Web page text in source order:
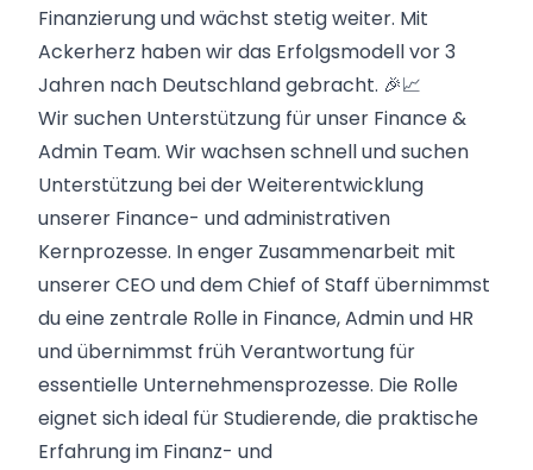
Finanzierung und wächst stetig weiter. Mit
Ackerherz haben wir das Erfolgsmodell vor 3
Jahren nach Deutschland gebracht. 🎉📈
Wir suchen Unterstützung für unser Finance &
Admin Team. Wir wachsen schnell und suchen
Unterstützung bei der Weiterentwicklung
unserer Finance- und administrativen
Kernprozesse. In enger Zusammenarbeit mit
unserer CEO und dem Chief of Staff übernimmst
du eine zentrale Rolle in Finance, Admin und HR
und übernimmst früh Verantwortung für
essentielle Unternehmensprozesse. Die Rolle
eignet sich ideal für Studierende, die praktische
Erfahrung im Finanz- und